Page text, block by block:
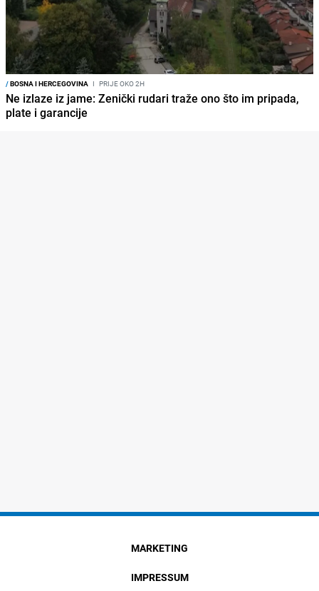
/BOSNA I HERCEGOVINA I PRIJE OKO 2H
Ne izlaze iz jame: Zenički rudari traže ono što im pripada,
plate i garancije
MARKETING
IMPRESSUM